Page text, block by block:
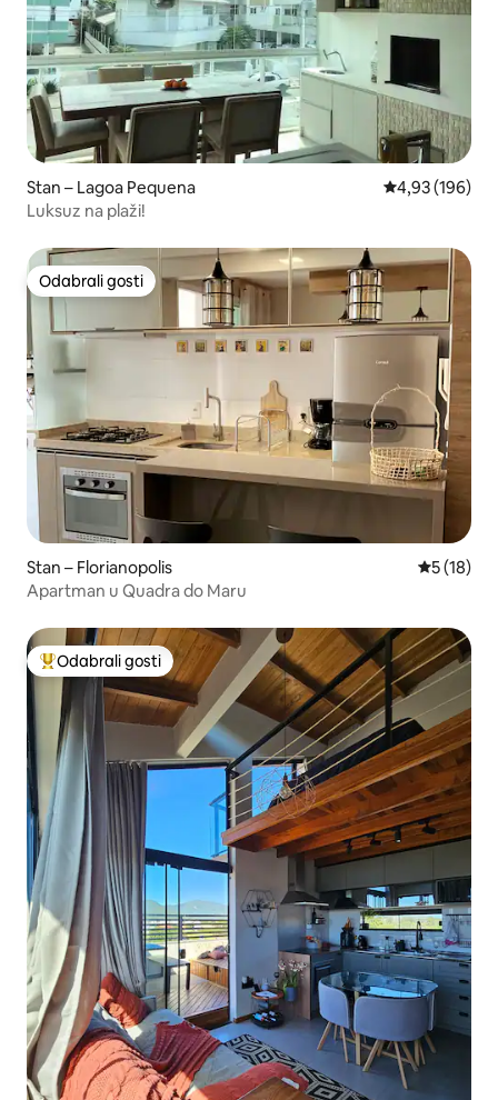
Stan – Lagoa Pequena Prosječna
4,93 (196)
Luksuz na plaži!
Odabrali gosti
Odabrali gosti
Stan – Florianopolis Prosječna
5 (18)
Apartman u Quadra do Maru
Među najviše rangiranima s oznakom „Odabrali gosti”
Odabrali gosti